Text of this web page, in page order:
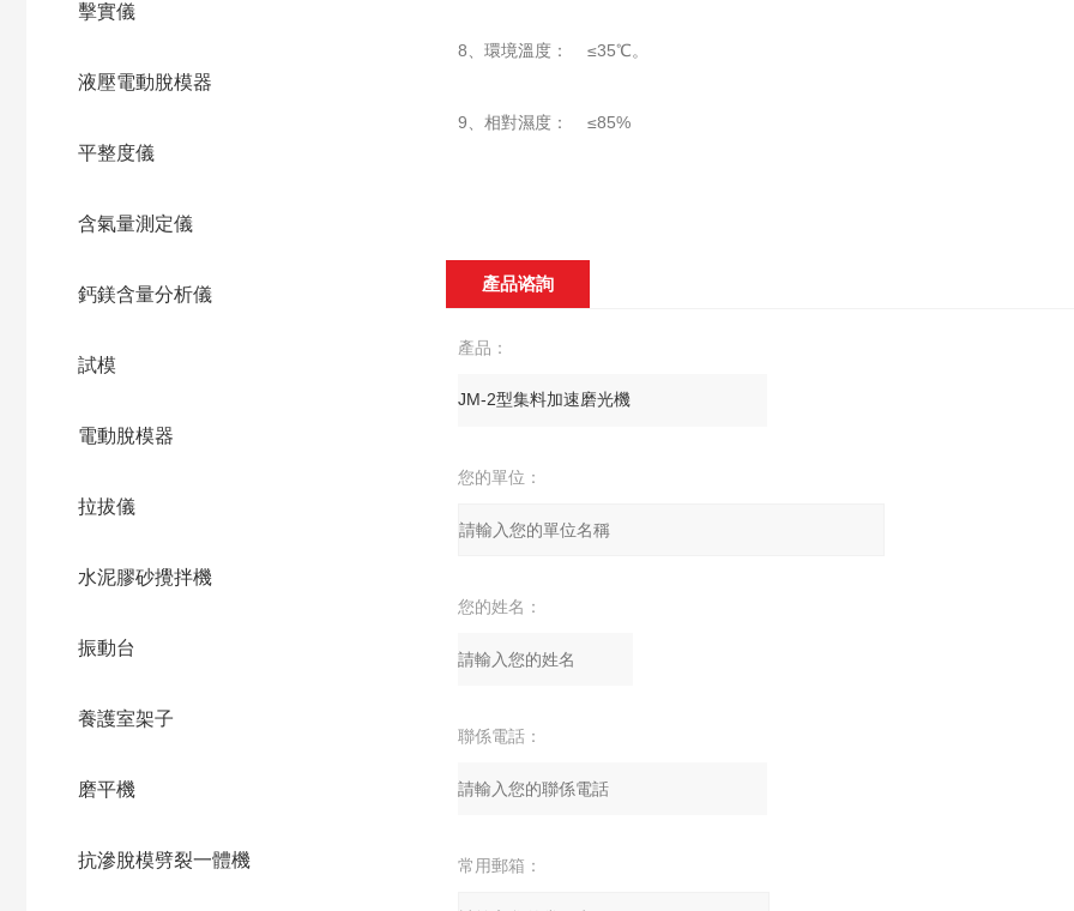
擊實儀
液壓電動脫模器
平整度儀
含氣量測定儀
鈣鎂含量分析儀
試模
電動脫模器
拉拔儀
水泥膠砂攪拌機
振動台
養護室架子
磨平機
抗滲脫模劈裂一體機
8、環境溫度： ≤35℃。
9、相對濕度： ≤85%
產品谘詢
產品：
您的單位：
您的姓名：
聯係電話：
常用郵箱：